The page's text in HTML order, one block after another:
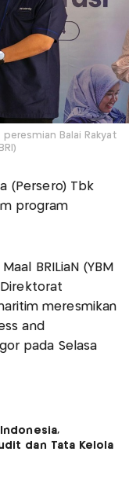
Balai Rakyat
(Persero) Tbk
program
BRILiaN (YBM
Direktorat
meresmikan
and
pada Selasa
dan Tata Kelola